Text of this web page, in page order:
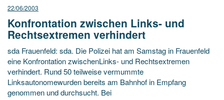
22/06/2003
Konfrontation zwischen Links- und
Rechtsextremen verhindert
sda Frauenfeld: sda. Die Polizei hat am Samstag in Frauenfeld
eine Konfrontation zwischenLinks- und Rechtsextremen
verhindert. Rund 50 teilweise vermummte
Linksautonomewurden bereits am Bahnhof in Empfang
genommen und durchsucht. Bei